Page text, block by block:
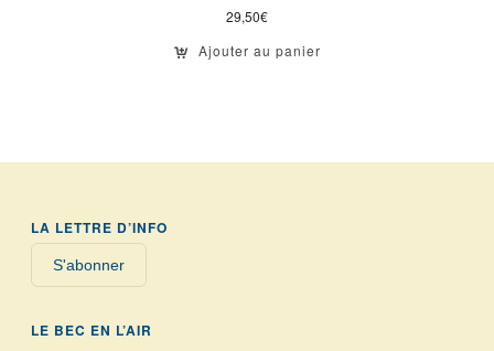
29,50€
Ajouter au panier
LA LETTRE D’INFO
S'abonner
LE BEC EN L’AIR